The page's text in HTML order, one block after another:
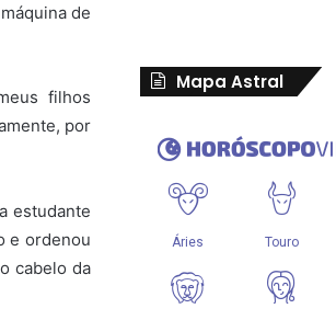
de
filhos
por
estudante
e ordenou
cabelo da
Mapa Astral